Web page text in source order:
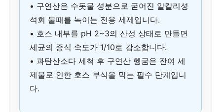
• 구연산은 수돗물 성분으로 굳어진 알칼리성
석회 물때를 녹이는 전용 세제입니다.
• 호스 내부를 pH 2~3의 산성 상태로 만들면
세균의 증식 속도가 1/10로 감소합니다.
• 과탄산소다 세척 후 구연산 헹굼은 잔여 세
제물로 인한 호스 부식을 막는 필수 단계입니
다.